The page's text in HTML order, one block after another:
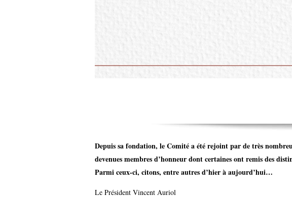
Depuis sa fondation, le Comité a été rejoint par de très
devenues membres d’honneur dont certaines ont remis des
Parmi ceux-ci, citons, entre autres d’hier à aujourd’hui…
Le Président Vincent Auriol